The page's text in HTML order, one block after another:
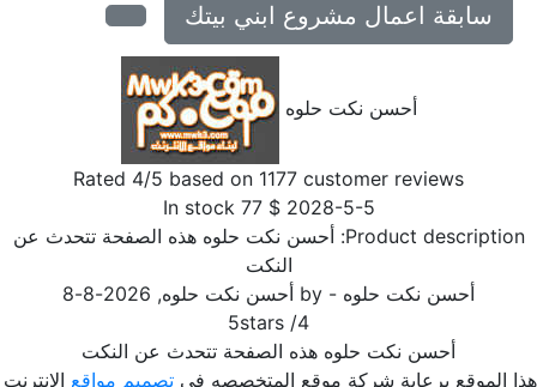
سابقة اعمال مشروع ابني بيتك
أحسن نكت حلوه
Rated4 /5 based on1177customer reviews
2028-5-5
$
77
In stock
Product أحسن نكت حلوه هذه الصفحة تتحدث عن
النكت
أحسن نكت حلوه- by أحسن نكت حلوه,
2026-8-8
/
5stars
أحسن نكت حلوه هذه الصفحة تتحدث عن النكت
الموقع برعاية شركة موقع المتخصصه فىتصميم مواقعالإنترنت